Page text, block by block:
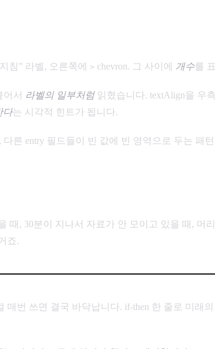
침” 라벨, 오른쪽에 > chevron. 그 사이에 개수를
서 라벨의 일부처럼읽혔습니다. textAlign을 우
다는 시각적 힌트가 됩니다.
른 entry 필드들이 빈 값에 빈 영역으로 두는 패
때, 30분이 지나서 자료가 안 모이고 있을 때, 머
죠.
매번 쓰면 결국 바닥납니다. if-then 한 줄로 미래의